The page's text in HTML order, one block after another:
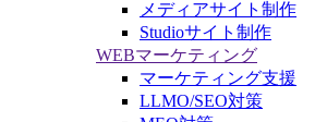
メディアサイト制作
Studioサイト制作
WEBマーケティング
マーケティング支援
LLMO/SEO対策